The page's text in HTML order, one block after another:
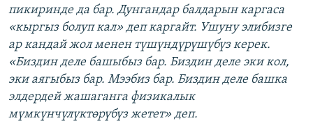
пикиринде да бар. Дунгандар балдарын каргаса
«кыргыз болуп кал» деп каргайт. Ушуну элибизге
ар кандай жол менен түшүндүрүшүбүз керек.
«Биздин деле башыбыз бар. Биздин деле эки кол,
эки аягыбыз бар. Мээбиз бар. Биздин деле башка
элдердей жашаганга физикалык
мүмкүнчүлүктөрүбүз жетет» деп.